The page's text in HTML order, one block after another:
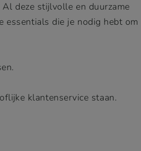
deze stijlvolle en duurzame
essentials die je nodig hebt om
klantenservice staan.